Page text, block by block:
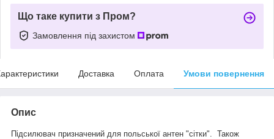
Що таке купити з Пром?
Замовлення під захистом
Доставка Оплата Умови повернення
Опис
Підсилювач призначений для польської антен "сітки". Також